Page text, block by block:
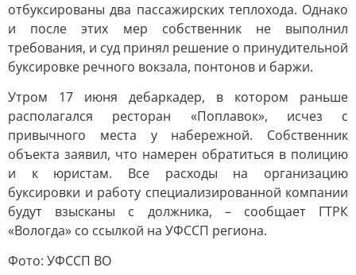
отбуксированы два пассажирских теплохода. Однако
и после этих мер собственник не выполнил
требования, и суд принял решение о принудительной
буксировке речного вокзала, понтонов и баржи.
Утром 17 июня дебаркадер, в котором раньше
располагался ресторан «Поплавок», исчез с
привычного места у набережной. Собственник
объекта заявил, что намерен обратиться в полицию
и к юристам. Все расходы на организацию
буксировки и работу специализированной компании
будут взысканы с должника, – сообщает ГТРК
«Вологда» со ссылкой на УФССП региона.
Фото: УФССП ВО